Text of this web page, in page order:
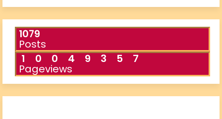
1079
Posts
1
0 0 4 9 3 5 7
Pageviews